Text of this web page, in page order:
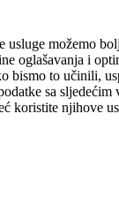
usluge možemo
oglašavanja i
bismo to učinili,
sa
koristite njihove